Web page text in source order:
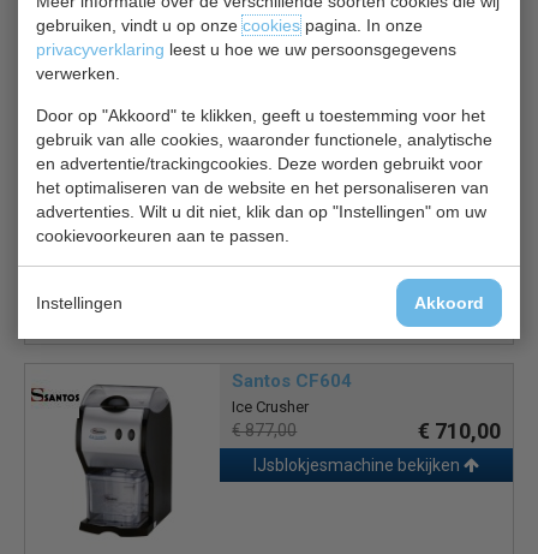
gebruiken, vindt u op onzecookiespagina. In onze
privacyverklaring leest u hoe we uw persoonsgegevens
verwerken.
Door op "Akkoord" te klikken, geeft u toestemming voor het
gebruik van alle cookies, waaronder functionele, analytische
en advertentie/trackingcookies. Deze worden gebruikt voor
het optimaliseren van de website en het personaliseren van
advertenties. Wilt u dit niet, klik dan op "Instellingen" om uw
cookievoorkeuren aan te passen.
Instellingen Akkoord
machine lager staat dan de afvoerbuis.
Afvoerpomp ijsblokjemachine
Afvoerpomp ijsblokjesmachine
€ 389,00 € 366,00
Santos CF604
Ice Crusher
€ 877,00 € 710,00
IJsblokjesmachine bekijken